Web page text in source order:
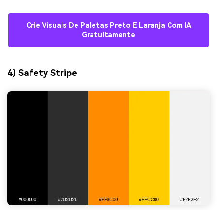
Crie Visuais De Paletas Preto E Laranja Com IA
Gratuitamente
4) Safety Stripe